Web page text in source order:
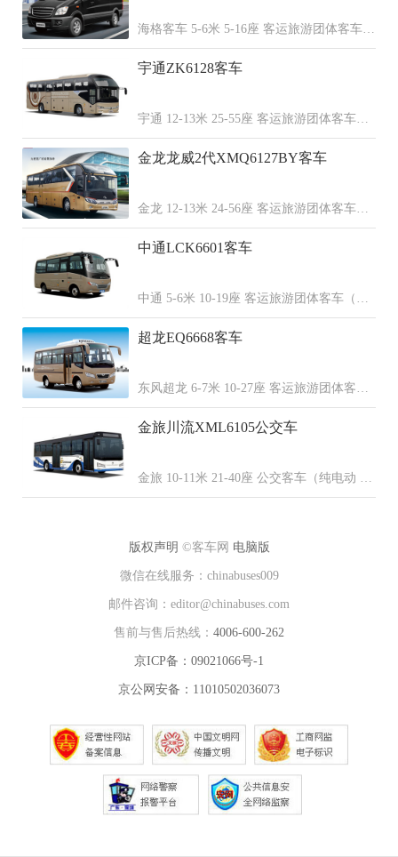
海格客车 5-6米 5-16座 客运旅游团体客车
（柴油 汽油 纯电动）
宇通ZK6128客车
宇通 12-13米 25-55座 客运旅游团体客车
（柴油 天然气）
金龙龙威2代XMQ6127BY客车
金龙 12-13米 24-56座 客运旅游团体客车
（柴油 纯电动 天然气）
中通LCK6601客车
中通 5-6米 10-19座 客运旅游团体客车（柴
油 天然气）
超龙EQ6668客车
东风超龙 6-7米 10-27座 客运旅游团体客车
（柴油 天然气）
金旅川流XML6105公交车
金旅 10-11米 21-40座 公交客车（纯电动 柴
油 混合动力 天然气 燃料电池）
版权声明 ©客车网 电脑版
微信在线服务：chinabuses009
邮件咨询：editor@chinabuses.com
售前与售后热线： 4006-600-262
京ICP备：09021066号-1
京公网安备：11010502036073